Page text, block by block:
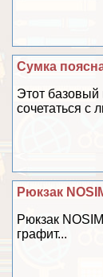
Сумка
Этот базовый
сочетаться с
Рюкзак
Рюкзак
графит...